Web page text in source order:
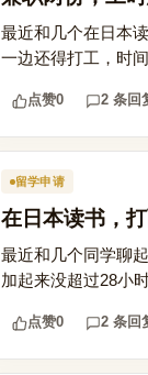
最近和几个在日本
一边还得打工，时
点赞0 2 条回
留学申请
在日本读书，
最近和几个同学聊
加起来没超过28小
点赞0 2 条回